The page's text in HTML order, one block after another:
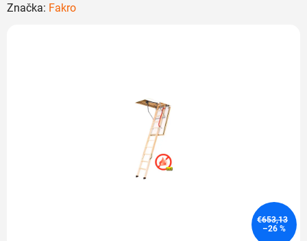
hodnotenie
Značka: Fakro
€653,13
–26 %